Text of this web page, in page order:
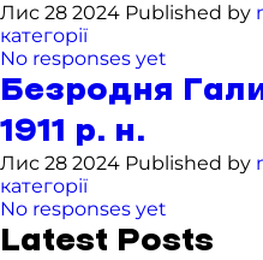
Лис 28 2024 Published by
категорії
No responses yet
Безродня
1911 р. н.
Лис 28 2024 Published by
категорії
No responses yet
Latest Posts